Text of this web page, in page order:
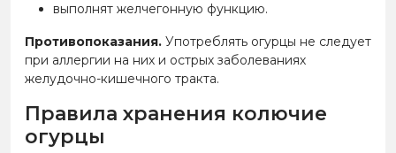
выполнят желчегонную функцию.
Противопоказания. Употреблять огурцы не следует
при аллергии на них и острых заболеваниях
желудочно-кишечного тракта.
Правила хранения колючие
огурцы